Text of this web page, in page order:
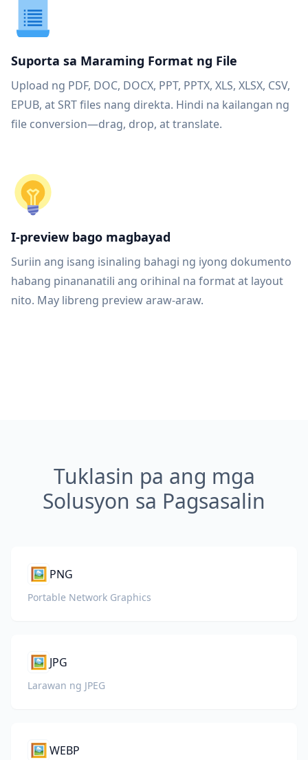
Suporta sa Maraming Format ng File
Upload ng PDF, DOC, DOCX, PPT, PPTX, XLS, XLSX, CSV,
EPUB, at SRT files nang direkta. Hindi na kailangan ng
file conversion—drag, drop, at translate.
I-preview bago magbayad
Suriin ang isang isinaling bahagi ng iyong dokumento
habang pinananatili ang orihinal na format at layout
nito. May libreng preview araw-araw.
Tuklasin pa ang mga
Solusyon sa Pagsasalin
🖼️ PNG
Portable Network Graphics
🖼️ JPG
Larawan ng JPEG
🖼️ WEBP